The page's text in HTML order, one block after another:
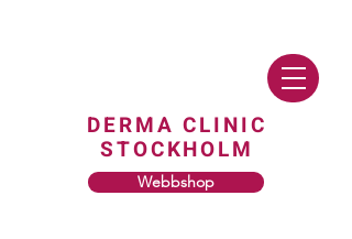
DERMA CLINIC
STOCKHOLM
Webbshop